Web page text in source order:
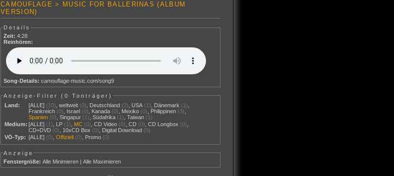
CAMOUFLAGE > MUSIC FOR BALLERINAS (ALBUM
VERSION)
Details
Zeit: 4:28
Reinhören:
Song-Details: camouflage-music.com/song9
Anzeige-Filter (0 Tonträger)
Land:
[ALLE] (10) ,weltweit (0) Deutschland (2) USA (1) Dänemark (1)
Frankreich (0) Israel (0) Kanada (0) Mexiko (0) Philippinen (3)
Spanien (0) ,Singapur (1) ,Südafrika (1) ,Taiwan (1)
Medium: [ALLE] (1) LP (1) MC (0) ,CD Video (0) ,CD (0) ,CD Longbox (0)
CD+DVD (0) 10xCD Box (0) Digital Download (0)
VÖ-Typ: [ALLE] (0) ,Offiziell (0) Promo (0)
Anzeige
Fenstergröße: Alle Minimieren |Alle Maximieren